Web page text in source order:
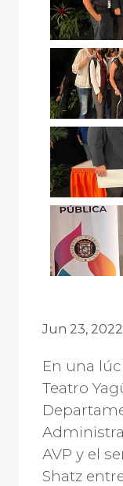
Jun 23, 2022
En una
Teatro
AVP y el
Shatz